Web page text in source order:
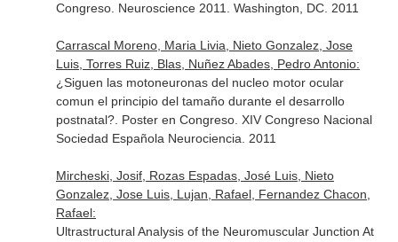
Congreso. Neuroscience 2011. Washington, DC. 2011
Carrascal Moreno, Maria Livia, Nieto Gonzalez, Jose
Luis, Torres Ruiz, Blas, Nuñez Abades, Pedro Antonio:
¿Siguen las motoneuronas del nucleo motor ocular
comun el principio del tamaño durante el desarrollo
postnatal?. Poster en Congreso. XIV Congreso Nacional
Sociedad Española Neurociencia. 2011
Mircheski, Josif, Rozas Espadas, José Luis, Nieto
Gonzalez, Jose Luis, Lujan, Rafael, Fernandez Chacon,
Rafael:
Ultrastructural Analysis of the Neuromuscular Junction At